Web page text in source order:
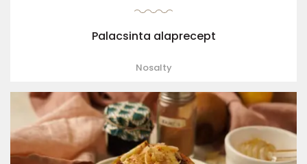
Palacsinta alaprecept
Nosalty